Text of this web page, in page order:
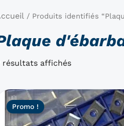
/ Produits identifiés
résultats affichés
Promo !
Le
prix
Le
prix
Ce
produit